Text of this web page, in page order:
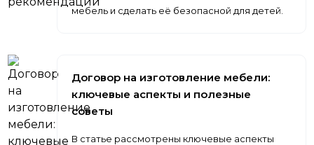
мебель и сделать её безопасной для детей.
Договор на изготовление мебели:
ключевые аспекты и полезные
советы
В статье рассмотрены ключевые аспекты